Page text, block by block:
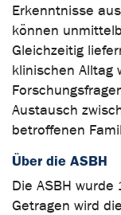
Erkenntnisse
können
Gleichzeitig
klinischen Alltag
Austausch
betroffenen
Über die ASBH
Die ASBH
Getragen wird